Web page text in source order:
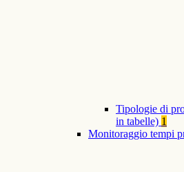
Tipologie di
in tabelle) 1
Monitoraggio tempi